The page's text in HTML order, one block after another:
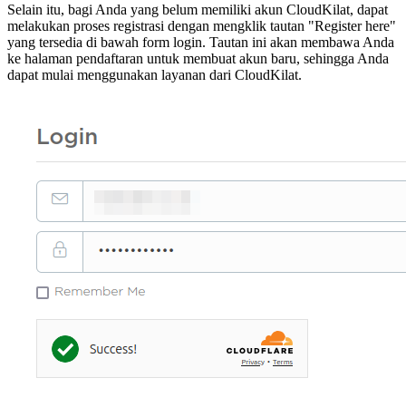
Selain itu, bagi Anda yang belum memiliki akun CloudKilat, dapat
melakukan proses registrasi dengan mengklik tautan "Register here"
yang tersedia di bawah form login. Tautan ini akan membawa Anda
ke halaman pendaftaran untuk membuat akun baru, sehingga Anda
dapat mulai menggunakan layanan dari CloudKilat.